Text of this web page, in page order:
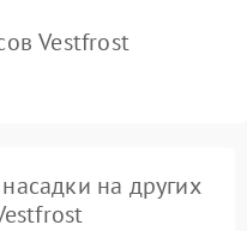
Vestfrost
на других